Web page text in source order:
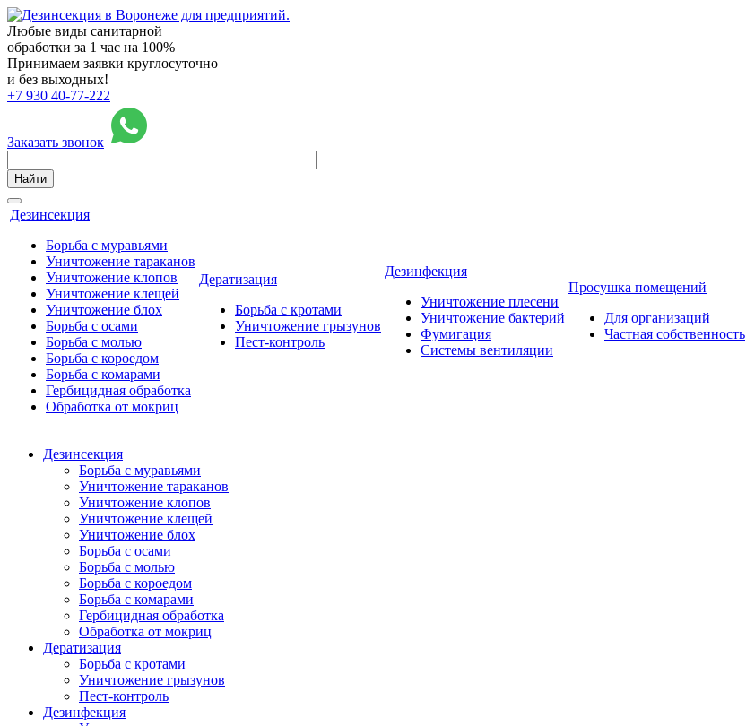
Любые виды санитарной
обработки за 1 час на 100%
Принимаем заявки круглосуточно
и без выходных!
+7 930 40-77-222
Заказать звонок
Найти
Дезинсекция
Борьба с муравьями
Уничтожение тараканов
Уничтожение клопов
Уничтожение клещей
Уничтожение блох
Борьба с осами
Борьба с молью
Борьба с короедом
Борьба с комарами
Гербицидная обработка
Обработка от мокриц
Дератизация
Борьба с кротами
Уничтожение грызунов
Пест-контроль
Дезинфекция
Уничтожение плесени
Уничтожение бактерий
Фумигация
Системы вентиляции
Просушка помещений
Для организаций
Частная собственность
Дезинсекция
Борьба с муравьями
Уничтожение тараканов
Уничтожение клопов
Уничтожение клещей
Уничтожение блох
Борьба с осами
Борьба с молью
Борьба с короедом
Борьба с комарами
Гербицидная обработка
Обработка от мокриц
Дератизация
Борьба с кротами
Уничтожение грызунов
Пест-контроль
Дезинфекция